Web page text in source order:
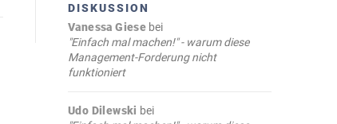
DISKUSSION
Vanessa Giese bei
"Einfach mal machen!" - warum diese
Management-Forderung nicht
funktioniert
Udo Dilewski bei